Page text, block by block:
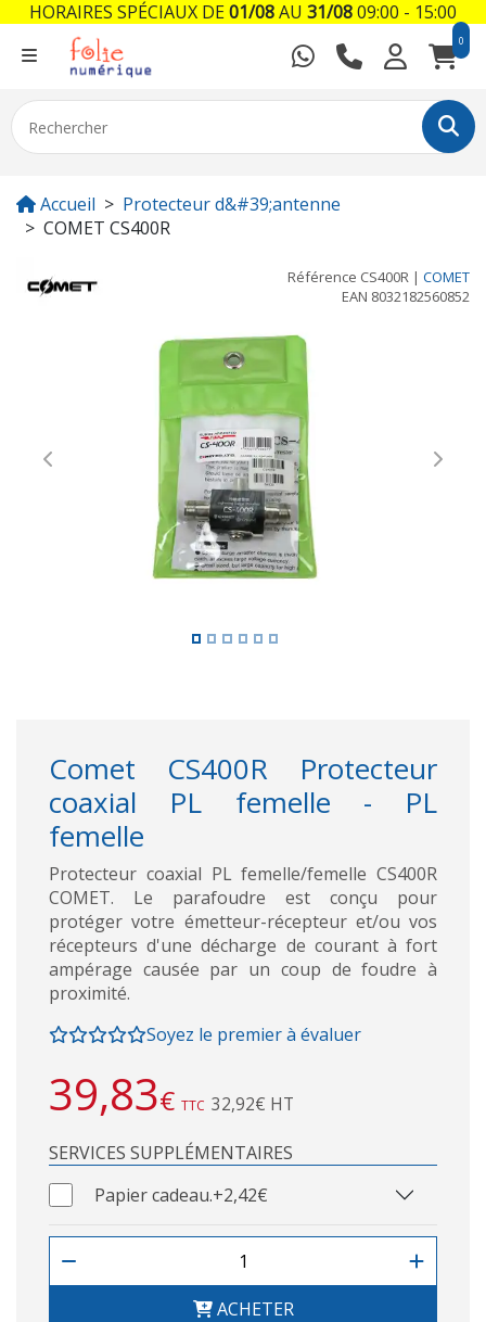
0
Accueil
Protecteur d&#39;antenne
COMET CS400R
Référence CS400R | COMET
EAN 8032182560852
Previous Next
Comet CS400R Protecteur
coaxial PL femelle - PL
femelle
Protecteur coaxial PL femelle/femelle CS400R
COMET. Le parafoudre est conçu pour
protéger votre émetteur-récepteur et/ou vos
récepteurs d'une décharge de courant à fort
ampérage causée par un coup de foudre à
proximité.
Soyez le premier à évaluer
39,83€ TTC 32,92€ HT
SERVICES SUPPLÉMENTAIRES
Papier cadeau.+2,42€
ACHETER
HORAIRES SPÉCIAUX DE01/08AU 31/0809:00 - 15:00